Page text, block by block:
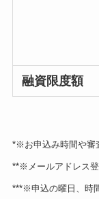
融資限度額
*※お申込み時間や審
**※メールアドレス登
***※申込の曜日、時